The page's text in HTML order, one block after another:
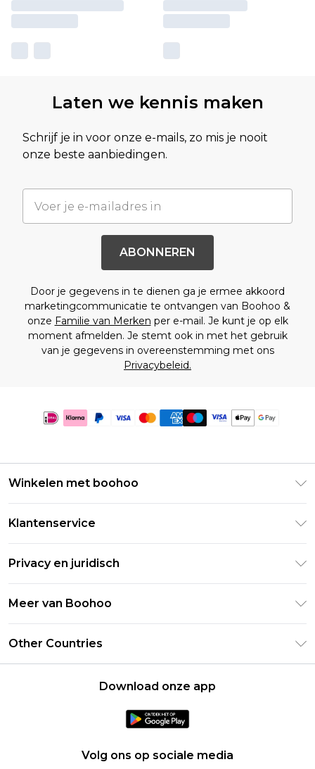
Laten we kennis maken
Schrijf je in voor onze e-mails, zo mis je nooit
onze beste aanbiedingen.
ABONNEREN
Door je gegevens in te dienen ga je ermee akkoord
marketingcommunicatie te ontvangen van Boohoo &
onze Familie van Merken per e-mail. Je kunt je op elk
moment afmelden. Je stemt ook in met het gebruik
van je gegevens in overeenstemming met ons
Privacybeleid.
Winkelen met boohoo
Studentenkorting - Student Beans
Studentenkorting - UNiDAYS
Boohoo App
Maatgids
Klantenservice
Leveringsinformatie
Retourinformatie
Neem contact met ons op
Privacy en juridisch
Over cookies
Gebruiksvoorwaarden
Meer van Boohoo
Other Countries
Download onze app
Volg ons op sociale media